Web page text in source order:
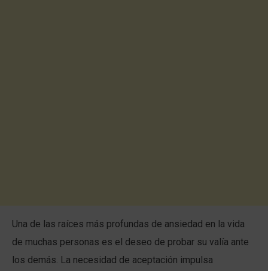
Una de las raíces más profundas de ansiedad en la vida
de muchas personas es el deseo de probar su valía ante
los demás. La necesidad de aceptación impulsa